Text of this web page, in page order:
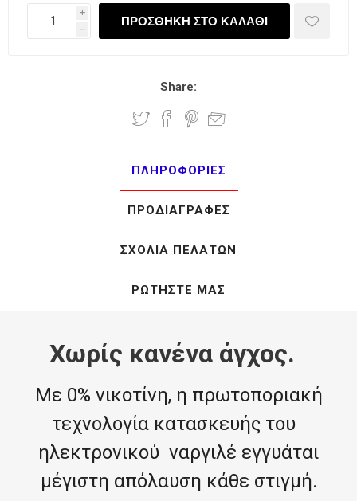
i
h
Share:
ΠΛΗΡΟΦΟΡΊΕΣ
ΠΡΟΔΙΑΓΡΑΦΈΣ
ΣΧΌΛΙΑ ΠΕΛΑΤΏΝ
ΡΩΤΉΣΤΕ ΜΑΣ
Χωρίς κανένα άγχος.
Με 0% νικοτίνη, η πρωτοποριακή
τεχνολογία κατασκευής του
ηλεκτρονικού ναργιλέ εγγυάται
μέγιστη απόλαυση κάθε στιγμή.